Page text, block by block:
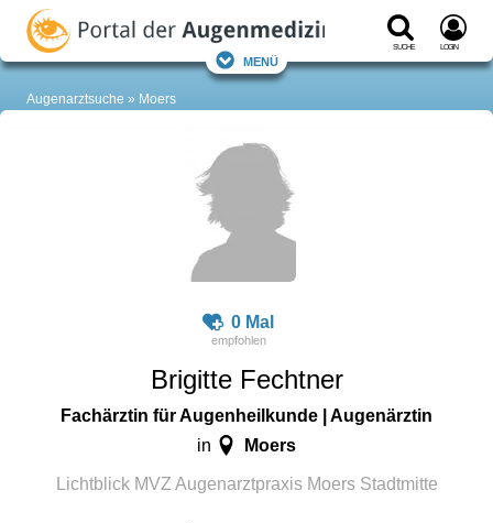
Suche Login
Menü
Augenarztsuche Moers
0 Mal
Brigitte Fechtner
Fachärztin für Augenheilkunde | Augenärztin
in Moers
Lichtblick MVZ Augenarztpraxis Moers Stadtmitte